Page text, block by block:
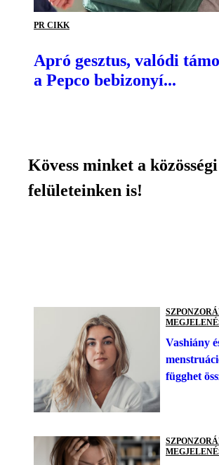
PR CIKK
Apró gesztus, valódi
a Pepco bebizonyí...
Kövess minket a
felületeinken is!
Vashiány
függhet